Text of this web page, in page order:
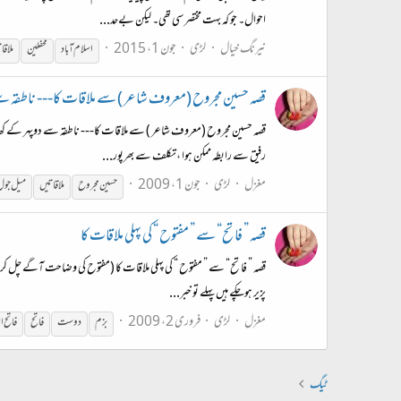
احوال۔ جو کہ بہت مختصر سی تھی۔ لیکن بےحد...
نیرنگ خیال
لڑی جون 1، 2015 اسلام آباد محفلین
قصہ حسین مجروح (معروف شاعر ) سے ملاقات کا---
قصہ حسین مجروح (معروف شاعر ) سے ملاقات کا--- ناطقہ سے دوپہر کے
رفیق سے رابطہ ممکن ہوا ،تکلف سے بھرپور...
مغزل
لڑی جون 1، 2009 حسین مجروح ملاقاتیں میل
قصہ ” فاتح“ سے ” مفتوح “ کی پہلی ملاقات کا
پزیر ہوچکے ہیں پہلے تو خبر...
مغزل
لڑی فروری 2، 2009 بزم دوست فاتح
ٹیگ